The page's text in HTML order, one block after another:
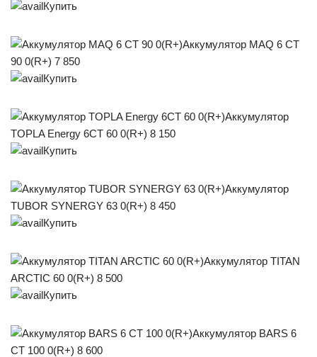
Купить
Аккумулятор MAQ 6 СТ
90 0(R+) 7 850
Купить
Аккумулятор
TOPLA Energy 6СТ 60 0(R+) 8 150
Купить
Аккумулятор
TUBOR SYNERGY 63 0(R+) 8 450
Купить
Аккумулятор TITAN
ARCTIC 60 0(R+) 8 500
Купить
Аккумулятор BARS 6
СТ 100 0(R+) 8 600